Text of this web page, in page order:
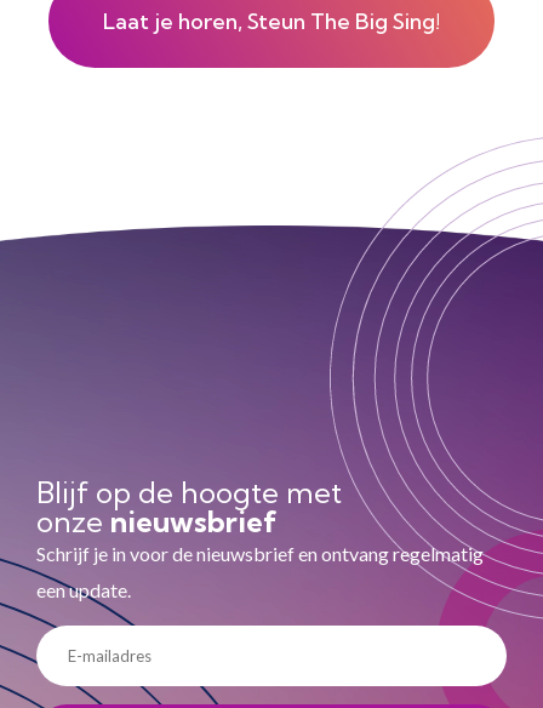
Laat je horen, Steun The Big Sing!
Blijf op de hoogte met
onze nieuwsbrief
Schrijf je in voor de nieuwsbrief en ontvang regelmatig
een update.